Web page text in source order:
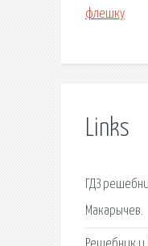
флешку
Links
ГДЗ
Макарычев.